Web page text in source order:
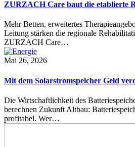
ZURZACH Care baut die etablierte
Mehr Betten, erweitertes
Leitung stärken die regionale
ZURZACH Care…
Mai 26, 2026
Mit dem Solarstromspeicher Geld
Die Wirtschaftlichkeit des
berechnen Zukunft Altbau:
profitabel. Wer…